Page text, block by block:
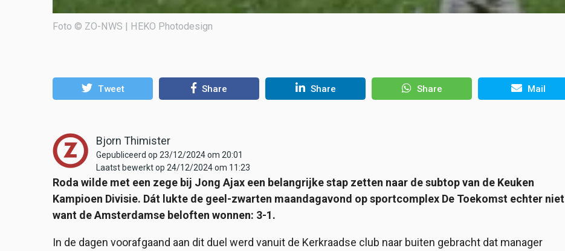
Foto © ZO-NWS | HEKO Photodesign
Tweet Share Share Share Mail
Bjorn Thimister
Gepubliceerd op 23/12/2024 om 20:01
Laatst bewerkt op 24/12/2024 om 11:23
Roda wilde met een zege bij Jong Ajax een belangrijke stap zetten naar de subtop van de Keuken
Kampioen Divisie. Dát lukte de geel-zwarten maandagavond op sportcomplex De Toekomst echter niet
want de Amsterdamse beloften wonnen: 3-1.
In de dagen voorafgaand aan dit duel werd vanuit de Kerkraadse club naar buiten gebracht dat manager